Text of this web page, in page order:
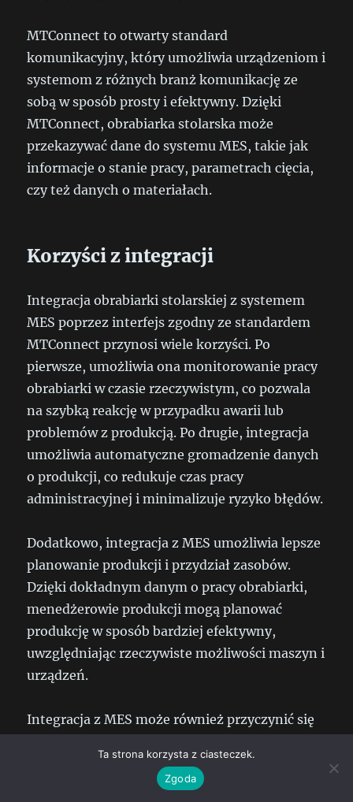
MTConnect to otwarty standard
komunikacyjny, który umożliwia urządzeniom i
systemom z różnych branż komunikację ze
sobą w sposób prosty i efektywny. Dzięki
MTConnect, obrabiarka stolarska może
przekazywać dane do systemu MES, takie jak
informacje o stanie pracy, parametrach cięcia,
czy też danych o materiałach.
Korzyści z integracji
Integracja obrabiarki stolarskiej z systemem
MES poprzez interfejs zgodny ze standardem
MTConnect przynosi wiele korzyści. Po
pierwsze, umożliwia ona monitorowanie pracy
obrabiarki w czasie rzeczywistym, co pozwala
na szybką reakcję w przypadku awarii lub
problemów z produkcją. Po drugie, integracja
umożliwia automatyczne gromadzenie danych
o produkcji, co redukuje czas pracy
administracyjnej i minimalizuje ryzyko błędów.
Dodatkowo, integracja z MES umożliwia lepsze
planowanie produkcji i przydział zasobów.
Dzięki dokładnym danym o pracy obrabiarki,
menedżerowie produkcji mogą planować
produkcję w sposób bardziej efektywny,
uwzględniając rzeczywiste możliwości maszyn i
urządzeń.
Integracja z MES może również przyczynić się
monitorowaniu parametrów cięcia i pracy
obrabiarki, możliwe jest szybkie wykrycie
Ta strona korzysta z ciasteczek.
Zgoda